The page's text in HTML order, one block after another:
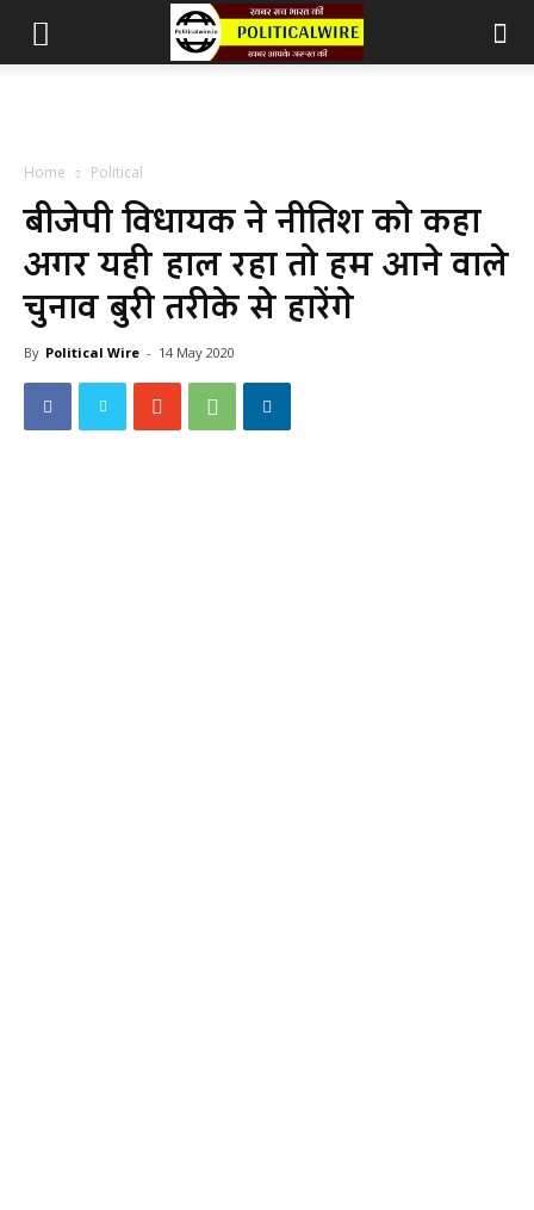
Home Political
बीजेपी विधायक ने नीतिश को कहा
अगर यही हाल रहा तो हम आने वाले
चुनाव बुरी तरीके से हारेंगे
By Political Wire - 14 May 2020